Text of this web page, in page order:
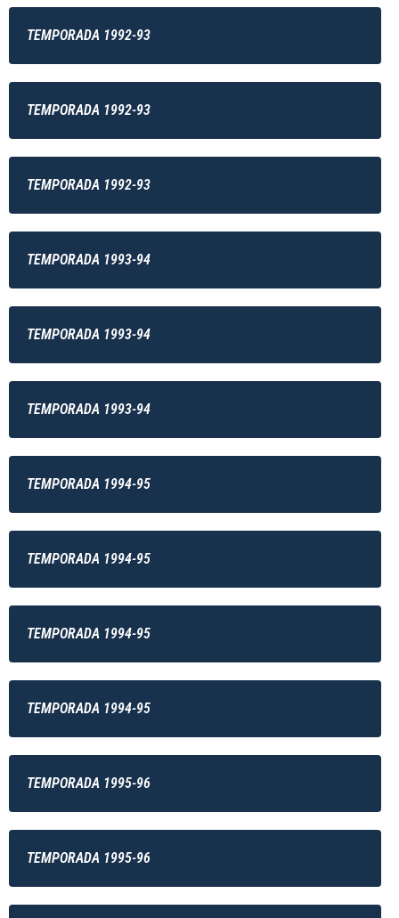
TEMPORADA 1992-93
TEMPORADA 1992-93
TEMPORADA 1992-93
TEMPORADA 1993-94
TEMPORADA 1993-94
TEMPORADA 1993-94
TEMPORADA 1994-95
TEMPORADA 1994-95
TEMPORADA 1994-95
TEMPORADA 1994-95
TEMPORADA 1995-96
TEMPORADA 1995-96